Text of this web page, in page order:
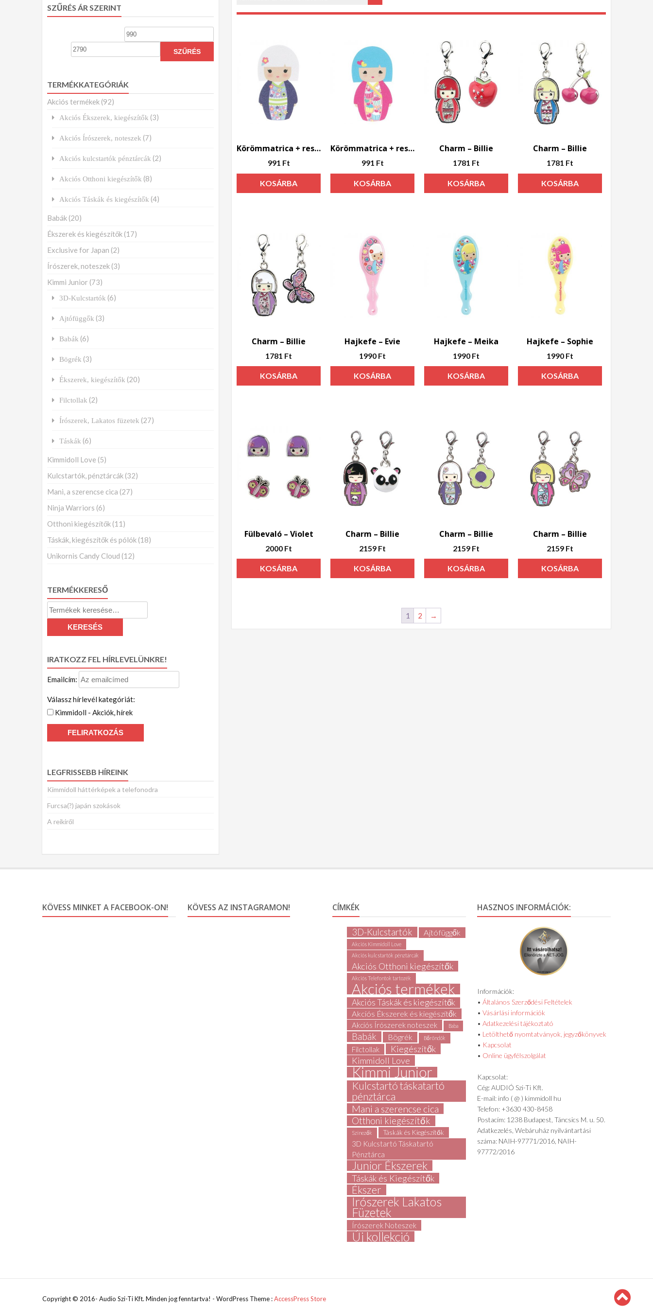
Körömmatrica + reszelő – Jasmine
991 Ft
KOSÁRBA
Körömmatrica + reszelő – Tilly
991 Ft
KOSÁRBA
Charm – Billie
1781 Ft
KOSÁRBA
Charm – Billie
1781 Ft
KOSÁRBA
Charm – Billie
1781 Ft
KOSÁRBA
Hajkefe – Evie
1990 Ft
KOSÁRBA
Hajkefe – Meika
1990 Ft
KOSÁRBA
Hajkefe – Sophie
1990 Ft
KOSÁRBA
Fülbevaló – Violet
2000 Ft
KOSÁRBA
Charm – Billie
2159 Ft
KOSÁRBA
Charm – Billie
2159 Ft
KOSÁRBA
Charm – Billie
2159 Ft
KOSÁRBA
1 2 →
SZŰRÉS ÁR SZERINT
Min
SZŰRÉS
TERMÉKKATEGÓRIÁK
Akciós termékek (92)
Akciós Ékszerek, kiegészítők (3)
Akciós Írószerek, noteszek (7)
Akciós kulcstartók pénztárcák (2)
Akciós Otthoni kiegészítők (8)
Akciós Táskák és kiegészítők (4)
Babák (20)
Ékszerek és kiegészítők (17)
Exclusive for Japan (2)
Írószerek, noteszek (3)
Kimmi Junior (73)
3D-Kulcstartók (6)
Ajtófüggők (3)
Babák (6)
Bögrék (3)
Ékszerek, kiegészítők (20)
Filctollak (2)
Írószerek, Lakatos füzetek (27)
Táskák (6)
Kimmidoll Love (5)
Kulcstartók, pénztárcák (32)
Mani, a szerencse cica (27)
Ninja Warriors (6)
Otthoni kiegészítők (11)
Táskák, kiegészítők és pólók (18)
Unikornis Candy Cloud (12)
TERMÉKKERESŐ
Keresés
a
következőre:
KERESÉS
IRATKOZZ FEL HÍRLEVELÜNKRE!
Emailcím:
Válassz hírlevél kategóriát:
Kimmidoll - Akciók, hírek
LEGFRISSEBB HÍREINK
Kimmidoll háttérképek a telefonodra
Furcsa(?) japán szokások
A reikiről
KÖVESS MINKET A FACEBOOK-ON! KÖVESS AZ INSTAGRAMON! CÍMKÉK
3D-Kulcstartók Ajtófüggők
Akciós Kimmidoll Love
Akciós kulcstartók pénztárcák
Akciós Otthoni kiegészítők
Akciós Telefontok tartozék
Akciós termékek
Akciós Táskák és kiegészítők
Akciós Ékszerek és kiegészítők
Akciós Írószerek noteszek Baba
Babák Bögrék Bőröndök
Filctollak
Kiegészítők
Kimmidoll Love
Kimmi Junior
Kulcstartó táskatartó
pénztárca
Mani a szerencse cica
Otthoni kiegészítők
Színezők Táskák és Kiegészítők
3D Kulcstartó Táskatartó
Pénztárca
Junior Ékszerek
Táskák és Kiegészítők
Ékszer
Írószerek Lakatos
Füzetek
Írószerek Noteszek
Új kollekció
HASZNOS INFORMÁCIÓK:
Információk:
•Általános Szerződési Feltételek
•Vásárlási információk
•Adatkezelési tájékoztató
• Letölthető nyomtatványok, jegyzőkönyvek
• Kapcsolat
• Online ügyfélszolgálat
Kapcsolat:
Cég: AUDIÓ Szi-Ti Kft.
E-mail: info ( @ ) kimmidoll hu
Telefon: +3630 430-8458
Postacím: 1238 Budapest, Táncsics M. u. 50.
Adatkezelés, Webáruház nyilvántartási
száma: NAIH-97771/2016, NAIH-
97772/2016
Copyright © 2016- Audio Szi-Ti Kft. Minden jog fenntartva! - WordPress Theme :AccessPress Store